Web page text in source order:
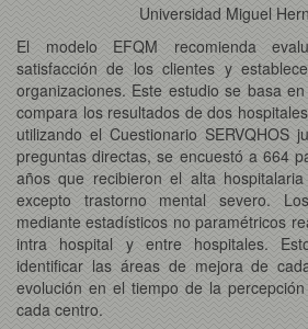
Universidad Miguel
El modelo EFQM recomienda
satisfacción de los clientes y
organizaciones. Este estudio se basa
compara los resultados de dos
utilizando el Cuestionario SERVQHOS
preguntas directas, se encuestó a 664
años que recibieron el alta
excepto trastorno mental severo.
mediante estadísticos no paramétricos
intra hospital y entre hospitales.
identificar las áreas de mejora de
evolución en el tiempo de la
cada centro.